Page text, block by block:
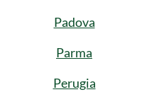
Padova
Parma
Perugia